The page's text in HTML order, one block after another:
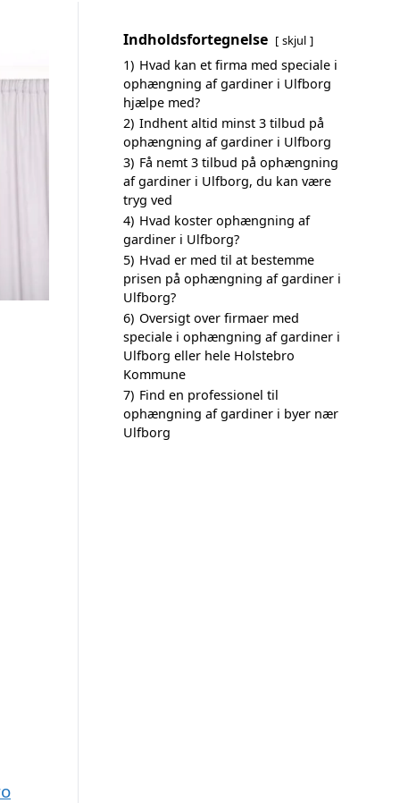
Indholdsfortegnelse skjul
1) Hvad kan et firma med speciale i
ophængning af gardiner i Ulfborg
hjælpe med?
2) Indhent altid minst 3 tilbud på
ophængning af gardiner i Ulfborg
3) Få nemt 3 tilbud på ophængning
af gardiner i Ulfborg, du kan være
tryg ved
4) Hvad koster ophængning af
gardiner i Ulfborg?
5) Hvad er med til at bestemme
prisen på ophængning af gardiner i
Ulfborg?
6) Oversigt over firmaer med
speciale i ophængning af gardiner i
Ulfborg eller hele Holstebro
Kommune
7) Find en professionel til
ophængning af gardiner i byer nær
Ulfborg